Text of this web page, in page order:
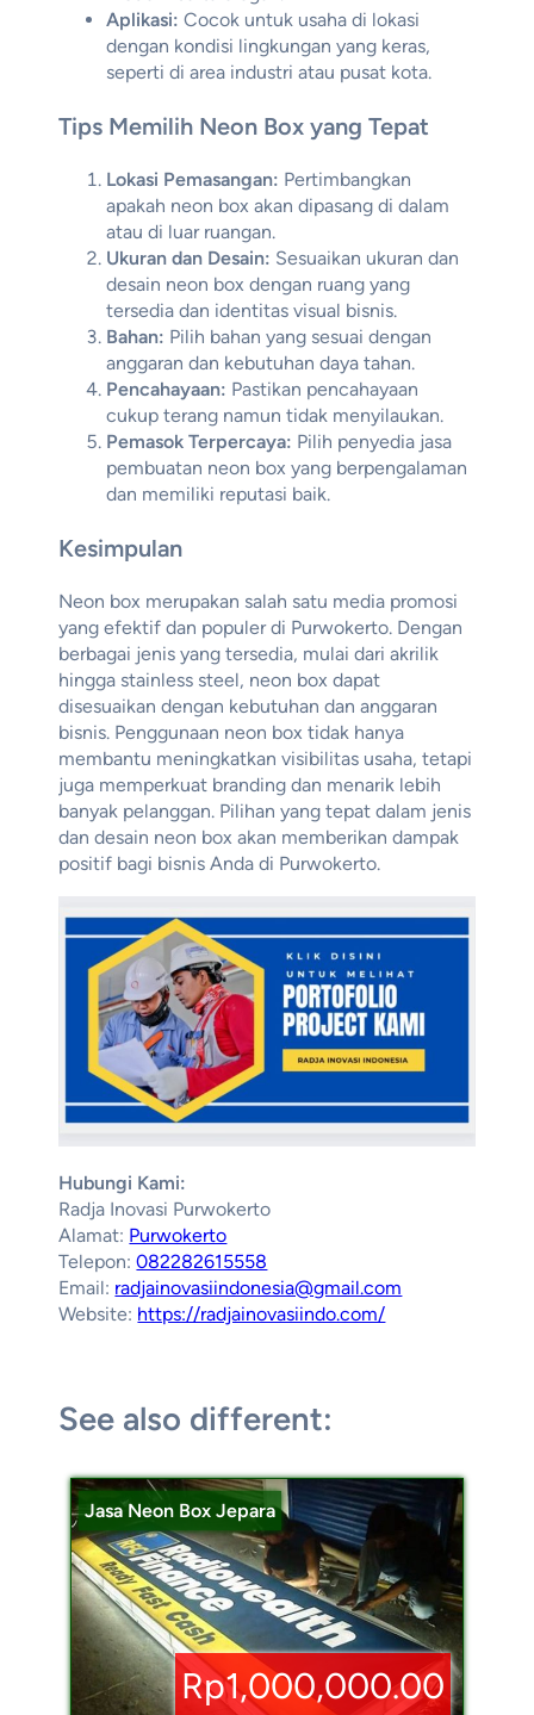
Aplikasi: Cocok untuk usaha di lokasi
dengan kondisi lingkungan yang keras,
seperti di area industri atau pusat kota.
Tips Memilih Neon Box yang Tepat
Lokasi Pemasangan: Pertimbangkan
apakah neon box akan dipasang di dalam
atau di luar ruangan.
Ukuran dan Desain: Sesuaikan ukuran dan
desain neon box dengan ruang yang
tersedia dan identitas visual bisnis.
Bahan: Pilih bahan yang sesuai dengan
anggaran dan kebutuhan daya tahan.
Pencahayaan: Pastikan pencahayaan
cukup terang namun tidak menyilaukan.
Pemasok Terpercaya: Pilih penyedia jasa
pembuatan neon box yang berpengalaman
dan memiliki reputasi baik.
Kesimpulan
Neon box merupakan salah satu media promosi
yang efektif dan populer di Purwokerto. Dengan
berbagai jenis yang tersedia, mulai dari akrilik
hingga stainless steel, neon box dapat
disesuaikan dengan kebutuhan dan anggaran
bisnis. Penggunaan neon box tidak hanya
membantu meningkatkan visibilitas usaha, tetapi
juga memperkuat branding dan menarik lebih
banyak pelanggan. Pilihan yang tepat dalam jenis
dan desain neon box akan memberikan dampak
positif bagi bisnis Anda di Purwokerto.
Hubungi Kami:
Radja Inovasi Purwokerto
Alamat: Purwokerto
Telepon:082282615558
Email: radjainovasiindonesia@gmail.com
Website: https://radjainovasiindo.com/
See also different:
Jasa Neon Box Jepara
Rp1,000,000.00